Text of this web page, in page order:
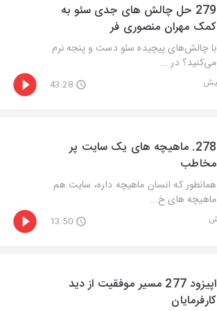
279 حل چالش های جدی سئو به
کمک مهران منصوری فر
با چالش‌های پیچیده سئو دست و پنجه نرم
می‌کنید؟ در ...
43:28
278. ماهیچه های یک سایت پر
مخاطب
همانطور که انسان ماهیچه داره، سایت هم
ماهیچه های خ...
13:50
اپیزود 277 مسیر موفقیت از دید
کارفرمایان